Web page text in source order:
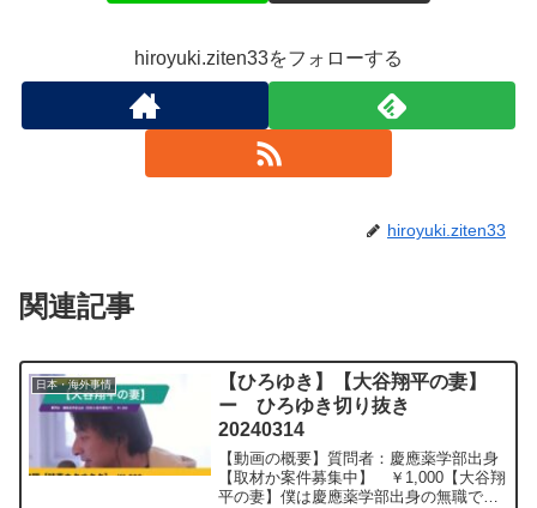
hiroyuki.ziten33をフォローする
hiroyuki.ziten33
関連記事
日本・海外事情
【ひろゆき】【大谷翔平の妻】
ー ひろゆき切り抜き
20240314
【動画の概要】質問者：慶應薬学部出身
【取材か案件募集中】 ￥1,000【大谷翔
平の妻】僕は慶應薬学部出身の無職です